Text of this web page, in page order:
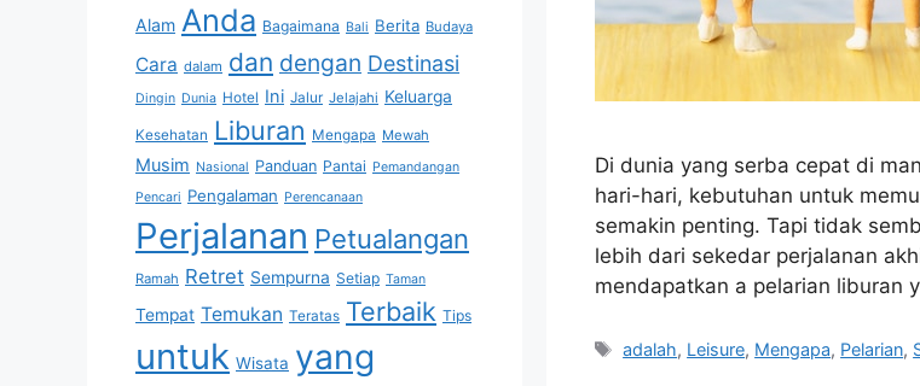
Di dunia yang serba cepat di
hari-hari, kebutuhan untuk
semakin penting. Tapi tidak
lebih dari sekedar perjalanan
mendapatkan a pelarian liburan
Tags
adalah, Leisure, Mengapa, Pelarian,
Alam Anda Bagaimana Bali Berita Budaya
Cara dalam dan dengan Destinasi
Dingin Dunia Hotel Ini Jalur Jelajahi Keluarga
Kesehatan Liburan Mengapa Mewah
Musim Nasional Panduan Pantai Pemandangan
Pencari Pengalaman Perencanaan
Perjalanan Petualangan
Ramah Retret Sempurna Setiap Taman
Tempat Temukan Teratas Terbaik Tips
untuk Wisata yang